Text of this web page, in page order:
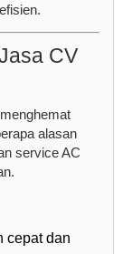
CV
alasan
service AC
cepat dan